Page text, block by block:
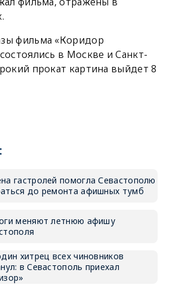
фильма «Коридор
в Москве и Санкт-
прокат картина выйдет 8
гастролей помогла Севастополю
до ремонта афишных тумб
меняют летнюю афишу
хитрец всех чиновников
в Севастополь приехал